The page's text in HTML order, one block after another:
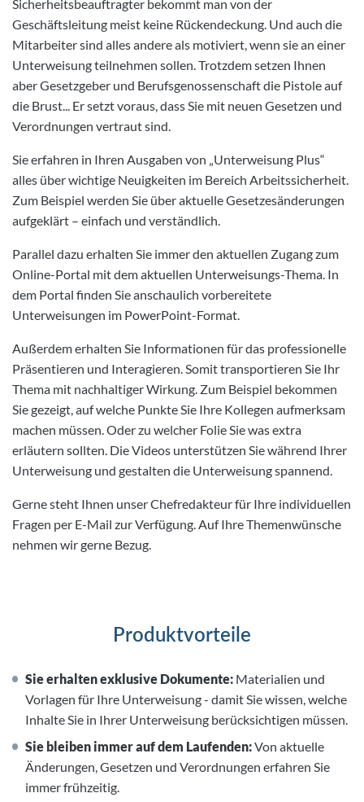
Sicherheitsbeauftragter bekommt man von der
Geschäftsleitung meist keine Rückendeckung. Und auch die
Mitarbeiter sind alles andere als motiviert, wenn sie an einer
Unterweisung teilnehmen sollen. Trotzdem setzen Ihnen
aber Gesetzgeber und Berufsgenossenschaft die Pistole auf
die Brust... Er setzt voraus, dass Sie mit neuen Gesetzen und
Verordnungen vertraut sind.
Sie erfahren in Ihren Ausgaben von „Unterweisung Plus“
alles über wichtige Neuigkeiten im Bereich Arbeitssicherheit.
Zum Beispiel werden Sie über aktuelle Gesetzesänderungen
aufgeklärt – einfach und verständlich.
Parallel dazu erhalten Sie immer den aktuellen Zugang zum
Online-Portal mit dem aktuellen Unterweisungs-Thema. In
dem Portal finden Sie anschaulich vorbereitete
Unterweisungen im PowerPoint-Format.
Außerdem erhalten Sie Informationen für das professionelle
Präsentieren und Interagieren. Somit transportieren Sie Ihr
Thema mit nachhaltiger Wirkung. Zum Beispiel bekommen
Sie gezeigt, auf welche Punkte Sie Ihre Kollegen aufmerksam
machen müssen. Oder zu welcher Folie Sie was extra
erläutern sollten. Die Videos unterstützen Sie während Ihrer
Unterweisung und gestalten die Unterweisung spannend.
Gerne steht Ihnen unser Chefredakteur für Ihre individuellen
Fragen per E-Mail zur Verfügung. Auf Ihre Themenwünsche
nehmen wir gerne Bezug.
Produktvorteile
Sie erhalten exklusive Dokumente: Materialien und
Vorlagen für Ihre Unterweisung - damit Sie wissen, welche
Inhalte Sie in Ihrer Unterweisung berücksichtigen müssen.
Sie bleiben immer auf dem Laufenden:Von aktuelle
Änderungen, Gesetzen und Verordnungen erfahren Sie
immer frühzeitig.